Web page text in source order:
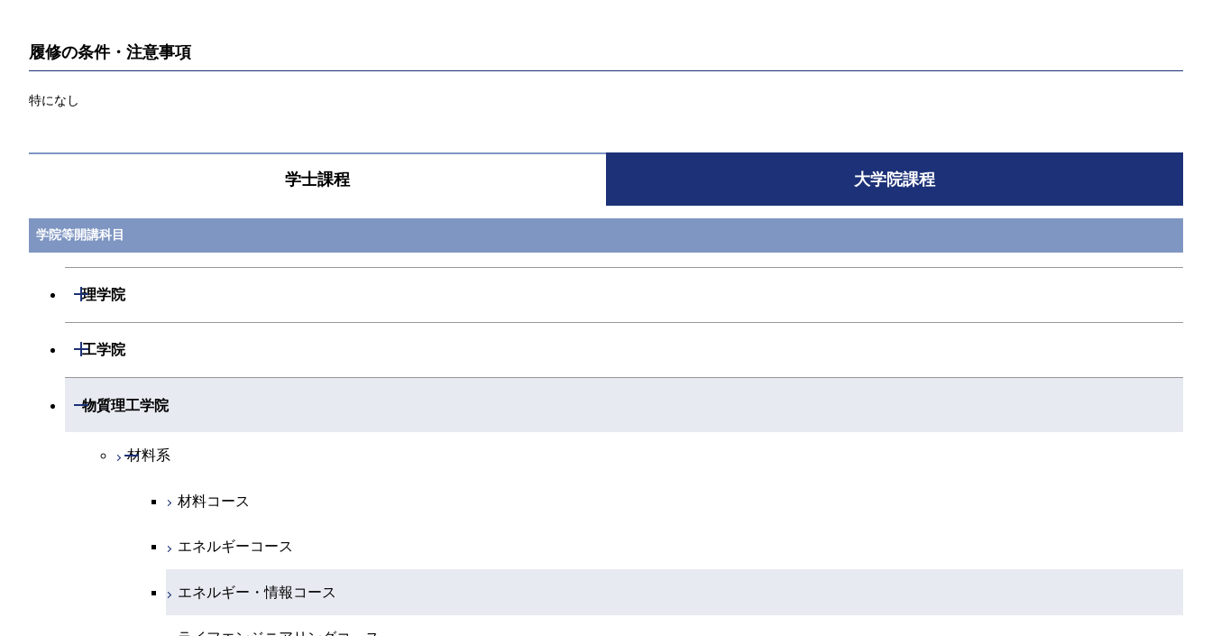
履修の条件・注意事項
特になし
学士課程 大学院課程
学院等開講科目
理学院
開閉
工学院
開閉
機械系
開閉
エネルギーコース
エネルギー・情報コース
エンジニアリングデザインコース
ライフエンジニアリングコース
システム制御系
システム制御コース
エンジニアリングデザインコース
人間医療科学技術コース
超スマート社会卓越コース
電気電子系
電気電子コース
エネルギーコース
エネルギー・情報コース
情報通信系
情報通信コース
エンジニアリングデザインコース
経営工学コース
専門科目
物質理工学院
開閉
材料系
開閉
材料コース
エネルギーコース
エネルギー・情報コース